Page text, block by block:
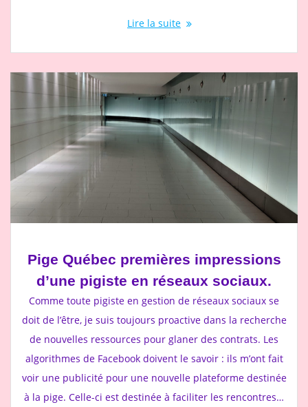
Lire la suite
Pige Québec premières impressions
d’une pigiste en réseaux sociaux.
Comme toute pigiste en gestion de réseaux sociaux se
doit de l’être, je suis toujours proactive dans la recherche
de nouvelles ressources pour glaner des contrats. Les
algorithmes de Facebook doivent le savoir : ils m’ont fait
voir une publicité pour une nouvelle plateforme destinée
à la pige. Celle-ci est destinée à faciliter les rencontres…